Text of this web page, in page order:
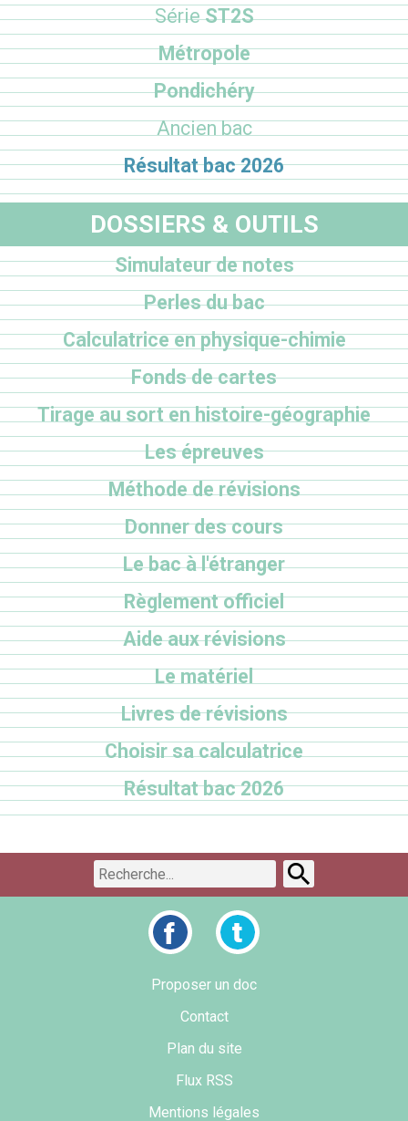
SérieST2S
Métropole
Pondichéry
Ancien bac
Résultat bac 2026
DOSSIERS & OUTILS
Simulateur de notes
Perles du bac
Calculatrice en physique-chimie
Fonds de cartes
Tirage au sort en histoire-géographie
Les épreuves
Méthode de révisions
Donner des cours
Le bac à l'étranger
Règlement officiel
Aide aux révisions
Le matériel
Livres de révisions
Choisir sa calculatrice
Résultat bac 2026
Proposer un doc
Contact
Plan du site
Flux RSS
Mentions légales